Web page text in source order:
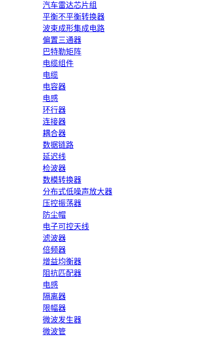
汽车雷达芯片组
平衡不平衡转换器
波束成形集成电路
偏置三通器
巴特勒矩阵
电缆组件
电缆
电容器
电感
环行器
连接器
耦合器
数据链路
延迟线
检波器
数模转换器
分布式低噪声放大器
压控振荡器
防尘帽
电子可控天线
滤波器
倍频器
增益均衡器
阻抗匹配器
电感
隔离器
限幅器
微波发生器
微波管